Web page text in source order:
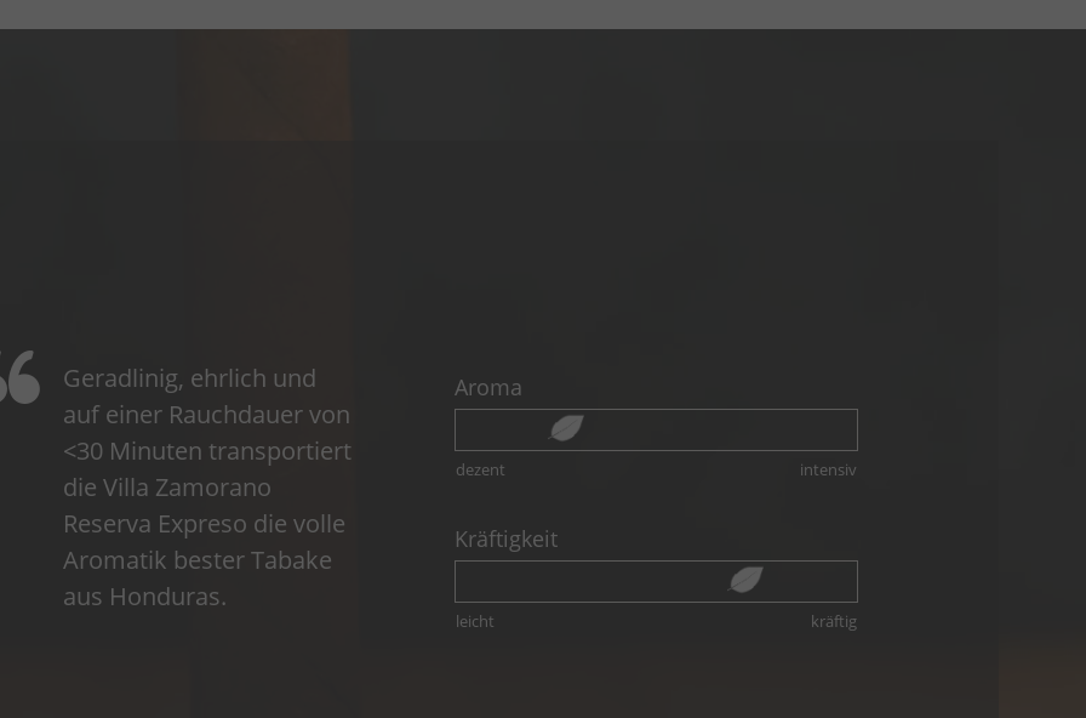
Geradlinig, ehrlich und
auf einer Rauchdauer von
<30 Minuten transportiert
die Villa Zamorano
Reserva Expreso die volle
Aromatik bester Tabake
aus Honduras.
Aroma
dezent intensiv
Kräftigkeit
leicht kräftig